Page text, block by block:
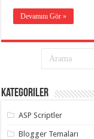
taşımacılık,
gaziantep
evden
taşımacılık,
asansörlü
taşıma,
evden
taşımacılık,
Devamını Gör »
Kategoriler
ASP Scriptler
Blogger Temaları